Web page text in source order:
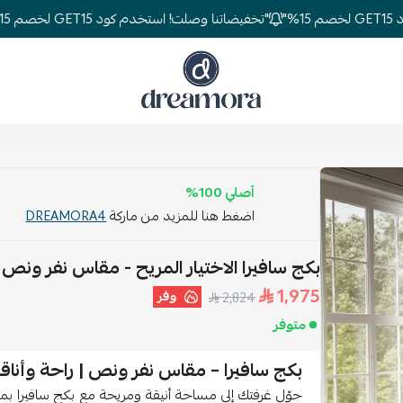
"تخفيضاتنا وصلت! استخدم كود GET15 لخصم 15%"
دريمورا للمفارش وأثاث غرف النوم
أصلي 100%
اضغط هنا للمزيد من ماركةDREAMORA4
بكج سافيرا الاختيار المريح - مقاس نفر ونص
1,975
2,824 وفر
متوفر
بكج سافيرا – مقاس نفر ونص | راحة
حوّل غرفتك إلى مساحة أنيقة ومريحة مع بكج سافيرا